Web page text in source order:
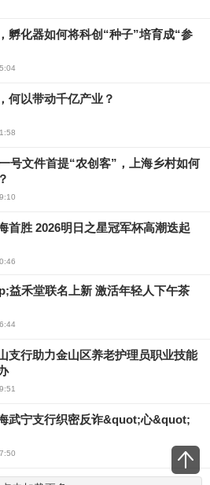
孵化器如何将科创“种子”培育成“参
何以带动千亿产业？
号文件首提“农创客”，上海乡村如何
首胜 2026明日之星冠军杯高潮迭起
益禾堂联名上新 激活年轻人下午茶
支行助力金山区养老护理员职业技能
武宁支行织密反诈&quot;心&quot;